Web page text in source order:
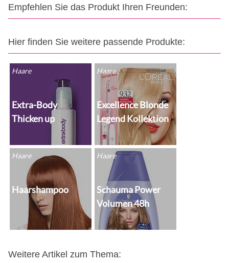
Empfehlen Sie das Produkt Ihren Freunden:
Hier finden Sie weitere passende Produkte:
Haare
Extra-Body
Thicken up
Haare
Excellence Blonde
Legend Kollektion
Haare
Haarshampoo
Haare
Schauma Power
Volumen 48h
Weitere Artikel zum Thema: